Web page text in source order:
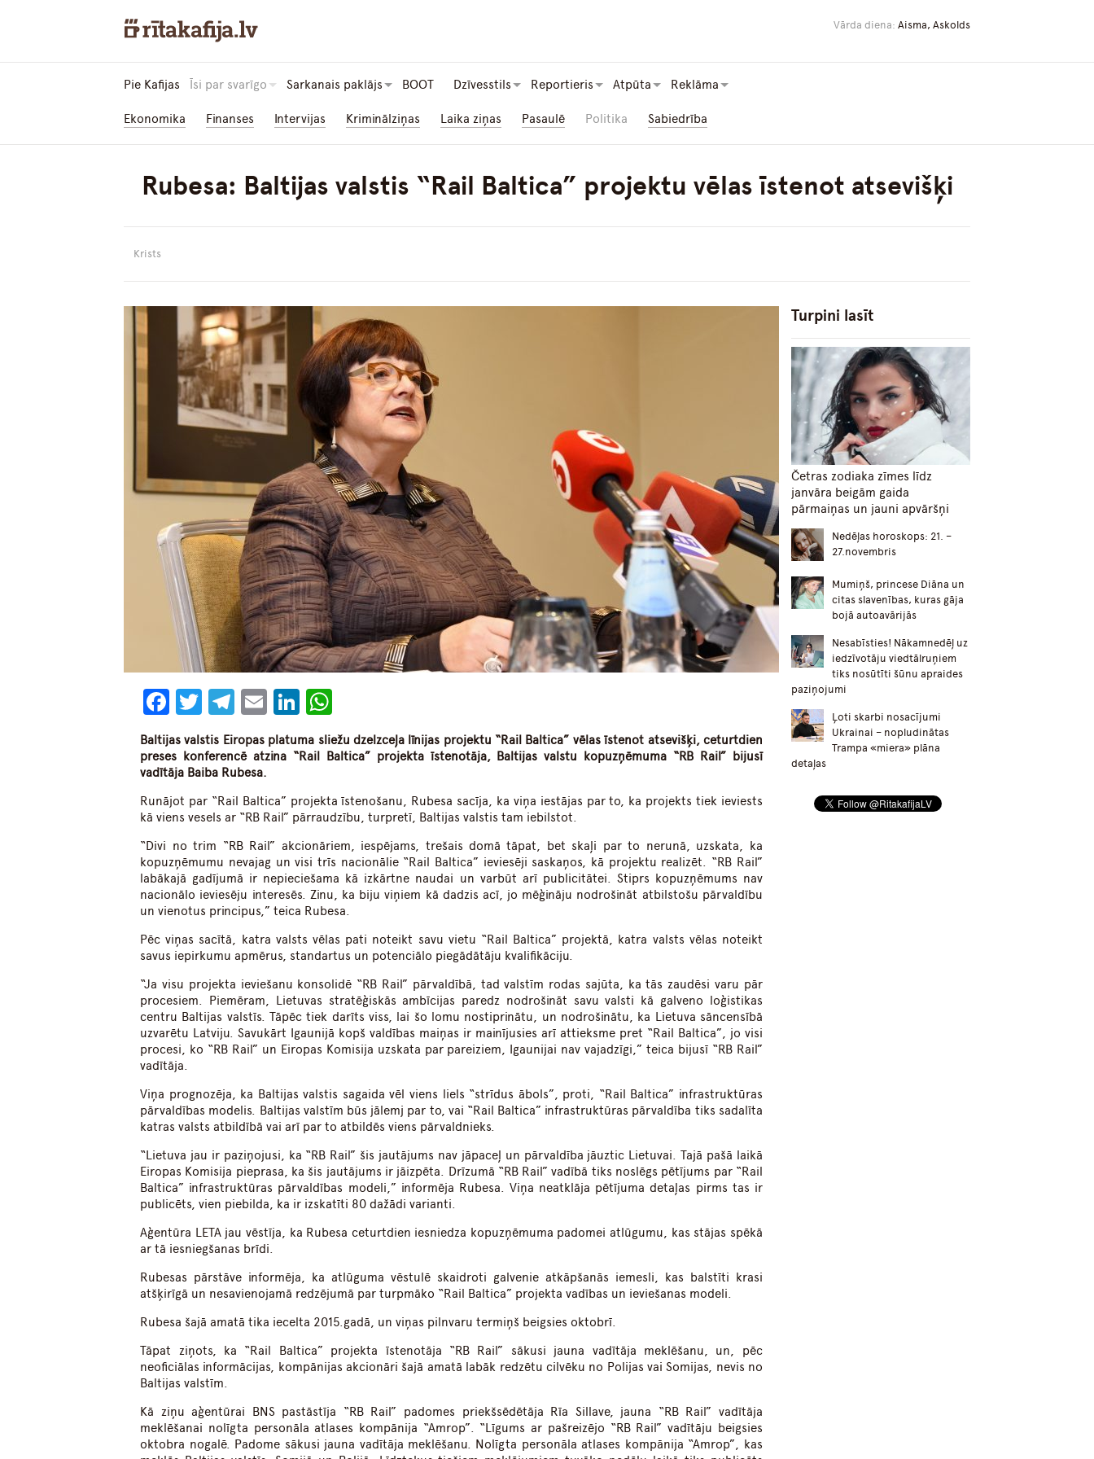
Vārda diena: Aisma, Askolds
Pie Kafijas Īsi par svarīgo Sarkanais paklājs BOOT Dzīvesstils Reportieris Atpūta Reklāma
Ekonomika Finanses Intervijas Kriminālziņas Laika ziņas Pasaulē Politika Sabiedrība
Rubesa: Baltijas valstis “Rail Baltica” projektu vēlas īstenot atsevišķi
Krists
Facebook
Twitter
Telegram
EmailLinkedIn
Baltijas valstis Eiropas platuma sliežu dzelzceļa līnijas projektu “Rail Baltica” vēlas īstenot atsevišķi, ceturtdien
preses konferencē atzina “Rail Baltica” projekta īstenotāja, Baltijas valstu kopuzņēmuma “RB Rail” bijusī
vadītāja Baiba Rubesa.
Runājot par “Rail Baltica” projekta īstenošanu, Rubesa sacīja, ka viņa iestājas par to, ka projekts tiek ieviests
kā viens vesels ar “RB Rail” pārraudzību, turpretī, Baltijas valstis tam iebilstot.
“Divi no trim “RB Rail” akcionāriem, iespējams, trešais domā tāpat, bet skaļi par to nerunā, uzskata, ka
kopuzņēmumu nevajag un visi trīs nacionālie “Rail Baltica” ieviesēji saskaņos, kā projektu realizēt. “RB Rail”
labākajā gadījumā ir nepieciešama kā izkārtne naudai un varbūt arī publicitātei. Stiprs kopuzņēmums nav
nacionālo ieviesēju interesēs. Zinu, ka biju viņiem kā dadzis acī, jo mēģināju nodrošināt atbilstošu pārvaldību
un vienotus principus,” teica Rubesa.
Pēc viņas sacītā, katra valsts vēlas pati noteikt savu vietu “Rail Baltica” projektā, katra valsts vēlas noteikt
savus iepirkumu apmērus, standartus un potenciālo piegādātāju kvalifikāciju.
“Ja visu projekta ieviešanu konsolidē “RB Rail” pārvaldībā, tad valstīm rodas sajūta, ka tās zaudēsi varu pār
procesiem. Piemēram, Lietuvas stratēģiskās ambīcijas paredz nodrošināt savu valsti kā galveno loģistikas
centru Baltijas valstīs. Tāpēc tiek darīts viss, lai šo lomu nostiprinātu, un nodrošinātu, ka Lietuva sāncensībā
uzvarētu Latviju. Savukārt Igaunijā kopš valdības maiņas ir mainījusies arī attieksme pret “Rail Baltica”, jo visi
procesi, ko “RB Rail” un Eiropas Komisija uzskata par pareiziem, Igaunijai nav vajadzīgi,” teica bijusī “RB Rail”
vadītāja.
Viņa prognozēja, ka Baltijas valstis sagaida vēl viens liels “strīdus ābols”, proti, “Rail Baltica” infrastruktūras
pārvaldības modelis. Baltijas valstīm būs jālemj par to, vai “Rail Baltica” infrastruktūras pārvaldība tiks sadalīta
katras valsts atbildībā vai arī par to atbildēs viens pārvaldnieks.
“Lietuva jau ir paziņojusi, ka “RB Rail” šis jautājums nav jāpaceļ un pārvaldība jāuztic Lietuvai. Tajā pašā laikā
Eiropas Komisija pieprasa, ka šis jautājums ir jāizpēta. Drīzumā “RB Rail” vadībā tiks noslēgs pētījums par “Rail
Baltica” infrastruktūras pārvaldības modeli,” informēja Rubesa. Viņa neatklāja pētījuma detaļas pirms tas ir
publicēts, vien piebilda, ka ir izskatīti 80 dažādi varianti.
Aģentūra LETA jau vēstīja, ka Rubesa ceturtdien iesniedza kopuzņēmuma padomei atlūgumu, kas stājas spēkā
ar tā iesniegšanas brīdi.
Rubesas pārstāve informēja, ka atlūguma vēstulē skaidroti galvenie atkāpšanās iemesli, kas balstīti krasi
atšķirīgā un nesavienojamā redzējumā par turpmāko “Rail Baltica” projekta vadības un ieviešanas modeli.
Rubesa šajā amatā tika iecelta 2015.gadā, un viņas pilnvaru termiņš beigsies oktobrī.
Tāpat ziņots, ka “Rail Baltica” projekta īstenotāja “RB Rail” sākusi jauna vadītāja meklēšanu, un, pēc
neoficiālas informācijas, kompānijas akcionāri šajā amatā labāk redzētu cilvēku no Polijas vai Somijas, nevis no
Baltijas valstīm.
Kā ziņu aģentūrai BNS pastāstīja “RB Rail” padomes priekšsēdētāja Rīa Sillave, jauna “RB Rail” vadītāja
meklēšanai nolīgta personāla atlases kompānija “Amrop”. “Līgums ar pašreizējo “RB Rail” vadītāju beigsies
oktobra nogalē. Padome sākusi jauna vadītāja meklēšanu. Nolīgta personāla atlases kompānija “Amrop”, kas
Turpini lasīt
Četras zodiaka zīmes līdz
janvāra beigām gaida
pārmaiņas un jauni apvāršņi
Nedēļas horoskops: 21. –
27.novembris
Mumiņš, princese Diāna un
citas slavenības, kuras gāja
bojā autoavārijās
Nesabīsties! Nākamnedēļ uz
iedzīvotāju viedtālruņiem
tiks nosūtīti šūnu apraides
paziņojumi
Ļoti skarbi nosacījumi
Ukrainai – nopludinātas
Trampa «miera» plāna
detaļas